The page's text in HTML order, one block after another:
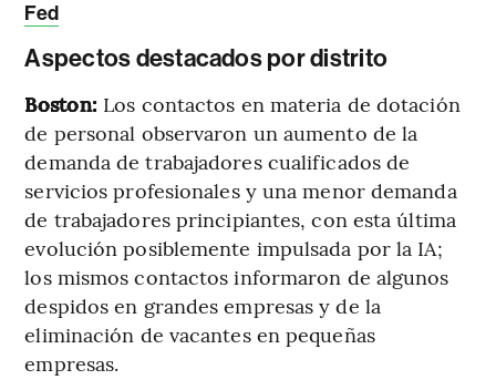
Fed
Aspectos destacados por distrito
Boston: Los contactos en materia de dotación
de personal observaron un aumento de la
demanda de trabajadores cualificados de
servicios profesionales y una menor demanda
de trabajadores principiantes, con esta última
evolución posiblemente impulsada por la IA;
los mismos contactos informaron de algunos
despidos en grandes empresas y de la
eliminación de vacantes en pequeñas
empresas.